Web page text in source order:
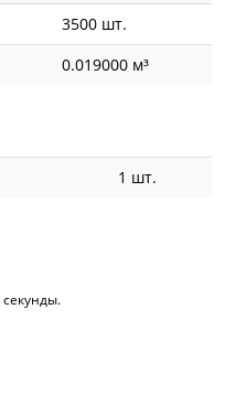
3500 шт.
0.019000 м³
1 шт.